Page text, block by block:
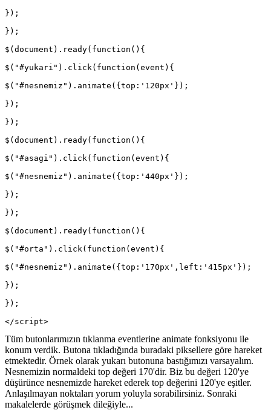
});
});
$(document).ready(function(){
$("#yukari").click(function(event){
$("#nesnemiz").animate({top:'120px'});
});
});
$(document).ready(function(){
$("#asagi").click(function(event){
$("#nesnemiz").animate({top:'440px'});
});
});
$(document).ready(function(){
$("#orta").click(function(event){
$("#nesnemiz").animate({top:'170px',left:'415px'});
});
});
</script>
Tüm butonlarımızın tıklanma eventlerine animate fonksiyonu ile
konum verdik. Butona tıkladığında buradaki piksellere göre hareket
etmektedir. Örnek olarak yukarı butonuna bastığımızı varsayalım.
Nesnemizin normaldeki top değeri 170'dir. Biz bu değeri 120'ye
düşürünce nesnemizde hareket ederek top değerini 120'ye eşitler.
Anlaşılmayan noktaları yorum yoluyla sorabilirsiniz. Sonraki
makalelerde görüşmek dileğiyle...